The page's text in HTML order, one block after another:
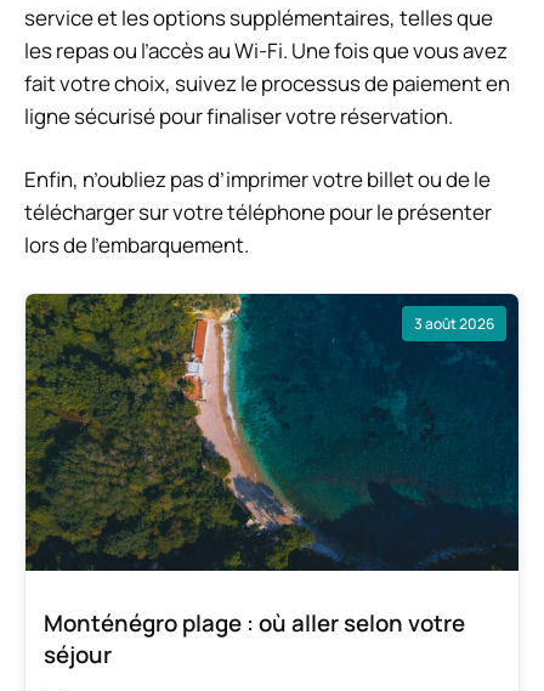
service et les options supplémentaires, telles que
les repas ou l’accès au Wi-Fi. Une fois que vous avez
fait votre choix, suivez le processus de paiement en
ligne sécurisé pour finaliser votre réservation.
Enfin, n’oubliez pas d’imprimer votre billet ou de le
télécharger sur votre téléphone pour le présenter
lors de l’embarquement.
3 août 2026
Monténégro plage : où aller selon votre
séjour